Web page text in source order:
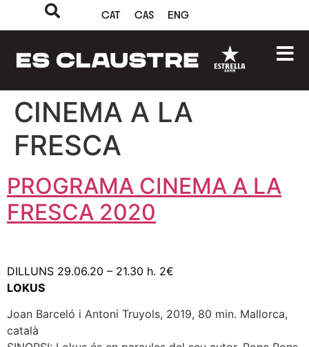
CAT CAS ENG
CINEMA A LA
FRESCA
PROGRAMA CINEMA A LA
FRESCA 2020
DILLUNS 29.06.20 – 21.30 h. 2€
LOKUS
Joan Barceló i Antoni Truyols, 2019, 80 min. Mallorca,
català